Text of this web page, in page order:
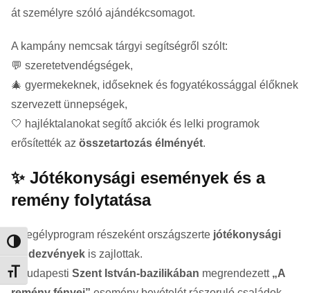
Nagy kontraszt váltása
Betűméret váltása
át személyre szóló ajándékcsomagot.
A kampány nemcsak tárgyi segítségről szólt:
💬 szeretetvendégségek,
🎄 gyermekeknek, időseknek és fogyatékossággal élőknek
szervezett ünnepségek,
🤍 hajléktalanokat segítő akciók és lelki programok
erősítették az összetartozás élményét.
✨ Jótékonysági események és a
remény folytatása
A segélyprogram részeként országszerte jótékonysági
rendezvények is zajlottak.
A budapesti Szent István-bazilikában megrendezett „A